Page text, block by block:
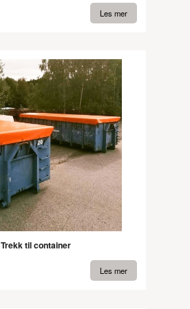
Les mer
Trekk til container
Les mer